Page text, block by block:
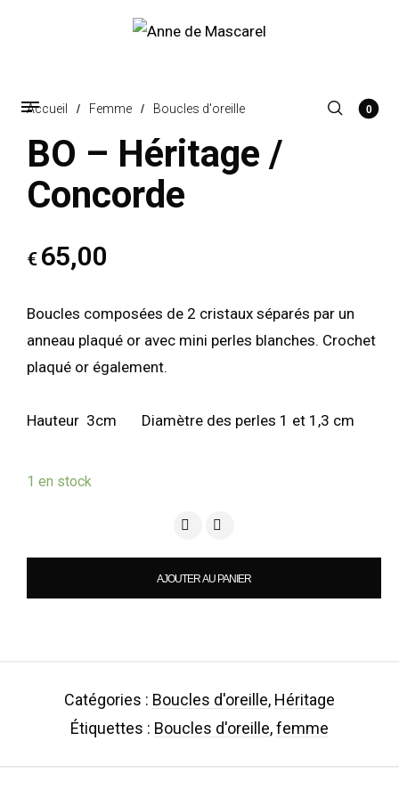
0
Accueil / Femme / Boucles d'oreille
BO – Héritage /
Concorde
€ 65,00
Boucles composées de 2 cristaux séparés par un
anneau plaqué or avec mini perles blanches. Crochet
plaqué or également.
Hauteur 3cm Diamètre des perles 1 et 1,3 cm
1 en stock
quantité de BO - Héritage /
AJOUTER AU PANIER
Catégories : Boucles d'oreille, Héritage
Étiquettes : Boucles d'oreille,femme